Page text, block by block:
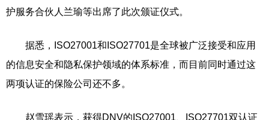
护服务合伙人兰瑜等出席了此次颁证仪式。
据悉，ISO27001和ISO27701是全球被广泛接受和应用
的信息安全和隐私保护领域的体系标准，而目前同时通过这
两项认证的保险公司还不多。
赵雪瑶表示，获得DNV的ISO27001、ISO27701双认证